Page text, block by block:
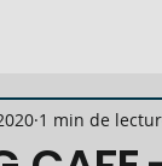
1 min de